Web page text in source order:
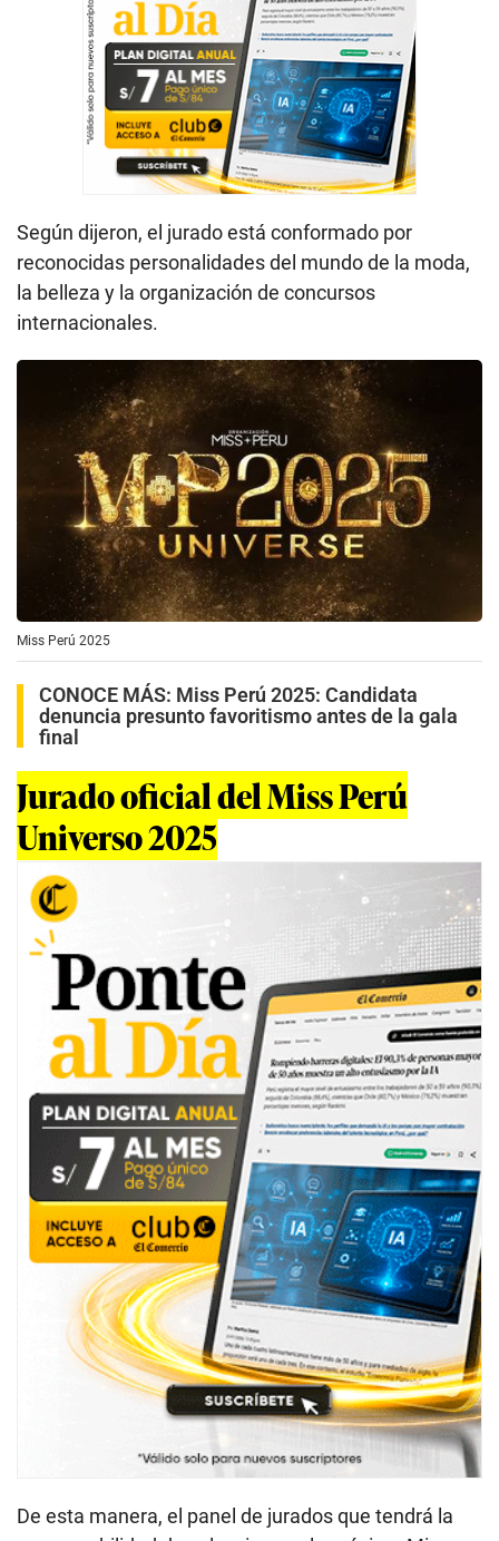
Según dijeron, el jurado está conformado por
reconocidas personalidades del mundo de la moda,
la belleza y la organización de concursos
internacionales.
Miss Perú 2025
CONOCE MÁS: Miss Perú 2025: Candidata
denuncia presunto favoritismo antes de la gala
final
Jurado oficial del Miss Perú
Universo 2025
De esta manera, el panel de jurados que tendrá la